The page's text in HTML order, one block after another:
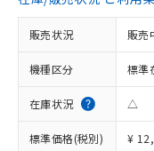
販売状況 販売
機種区分 標準
在庫状況 △
標準価格(税別) ¥